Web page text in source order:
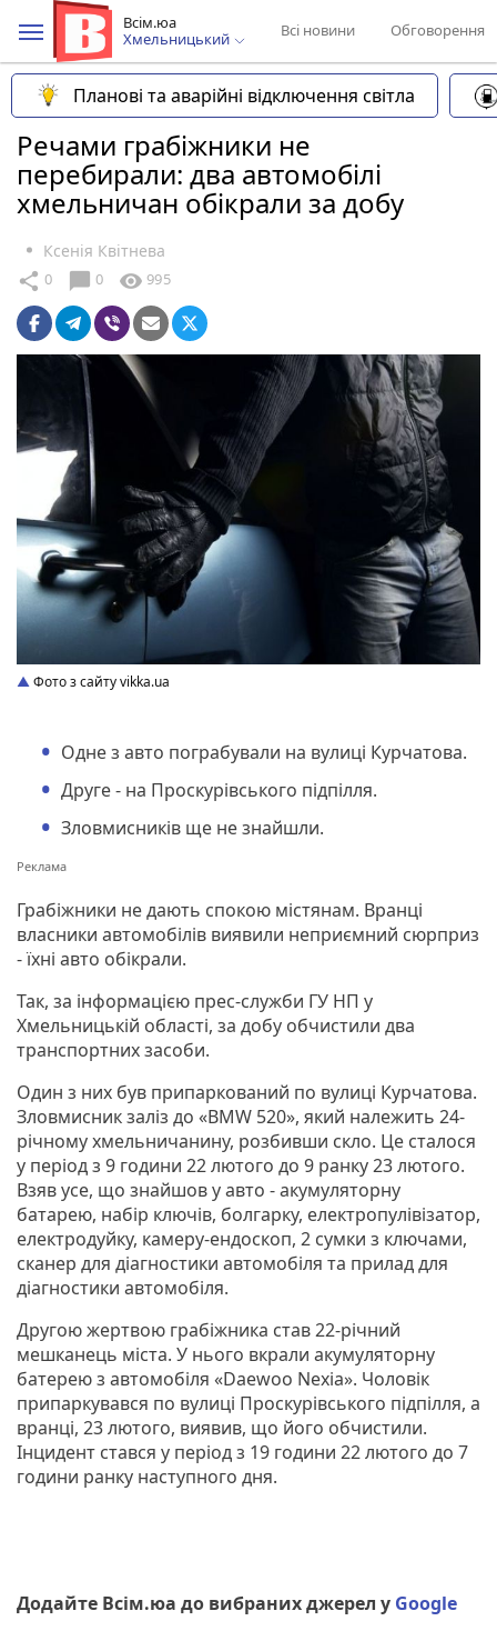
Всім.юа
Хмельницький
Всі новини Обговорення
Планові та аварійні відключення світла
Речами грабіжники не
перебирали: два автомобілі
хмельничан обікрали за добу
Ксенія Квітнева
share 0 chat_bubble 0 visibility 995
Фото з сайту vikka.ua
Одне з авто пограбували на вулиці Курчатова.
Друге - на Проскурівського підпілля.
Зловмисників ще не знайшли.
Грабіжники не дають спокою містянам. Вранці
власники автомобілів виявили неприємний сюрприз
- їхні авто обікрали.
Так, за інформацією прес-служби ГУ НП у
Хмельницькій області, за добу обчистили два
транспортних засоби.
Один з них був припаркований по вулиці Курчатова.
Зловмисник заліз до «BMW 520», який належить 24-
річному хмельничанину, розбивши скло. Це сталося
у період з 9 години 22 лютого до 9 ранку 23 лютого.
Взяв усе, що знайшов у авто - акумуляторну
батарею, набір ключів, болгарку, електропулівізатор,
електродуйку, камеру-ендоскоп, 2 сумки з ключами,
сканер для діагностики автомобіля та прилад для
діагностики автомобіля.
Другою жертвою грабіжника став 22-річний
мешканець міста. У нього вкрали акумуляторну
батерею з автомобіля «Daewoo Nexia». Чоловік
припаркувався по вулиці Проскурівського підпілля, а
вранці, 23 лютого, виявив, що його обчистили.
Інцидент стався у період з 19 години 22 лютого до 7
години ранку наступного дня.
Додайте Всім.юа до вибраних джерел у Google